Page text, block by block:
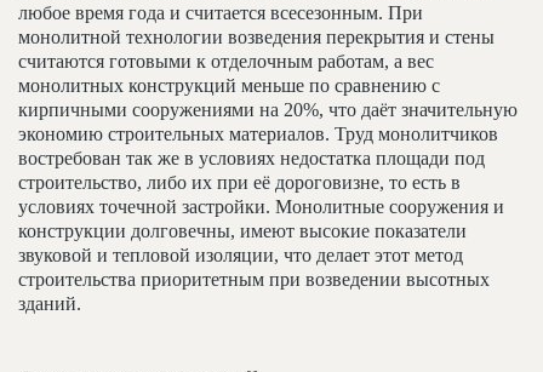
любое время года и считается всесезонным. При
монолитной технологии возведения перекрытия и стены
считаются готовыми к отделочным работам, а вес
монолитных конструкций меньше по сравнению с
кирпичными сооружениями на 20%, что даёт значительную
экономию строительных материалов. Труд монолитчиков
востребован так же в условиях недостатка площади под
строительство, либо их при её дороговизне, то есть в
условиях точечной застройки. Монолитные сооружения и
конструкции долговечны, имеют высокие показатели
звуковой и тепловой изоляции, что делает этот метод
строительства приоритетным при возведении высотных
зданий.